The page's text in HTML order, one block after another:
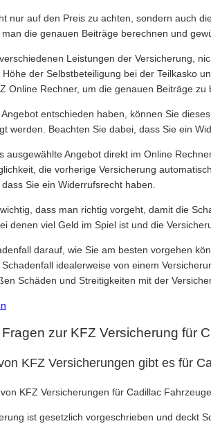
nur auf den Preis zu achten, sondern auch
die genauen Beiträge berechnen und
Leistungen der Versicherung,
der Selbstbeteiligung bei der Teilkasko
Online Rechner, um die genauen Beiträge
entschieden haben, können Sie
werden. Beachten Sie dabei, dass Sie ein
ausgewählte Angebot direkt im Online
die vorherige Versicherung
Sie ein Widerrufsrecht haben.
dass man richtig vorgeht, damit die
denen viel Geld im Spiel ist und die
darauf, wie Sie am besten vorgehen
idealerweise von einem
Schäden und Streitigkeiten mit der
zur KFZ Versicherung für
KFZ Versicherungen gibt es für
KFZ Versicherungen für Cadillac
ist gesetzlich vorgeschrieben und deckt